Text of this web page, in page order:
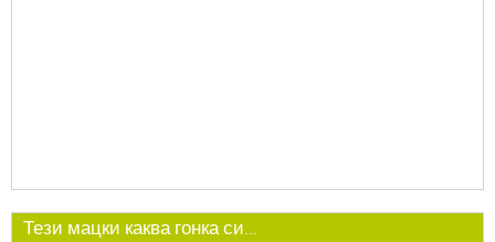
Тези мацки каква гонка си...